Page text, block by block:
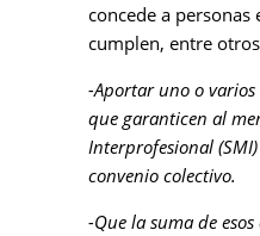
concede a personas
cumplen, entre
-Aportar uno o
que garanticen al
Interprofesional
convenio colectivo.
-Que la suma de